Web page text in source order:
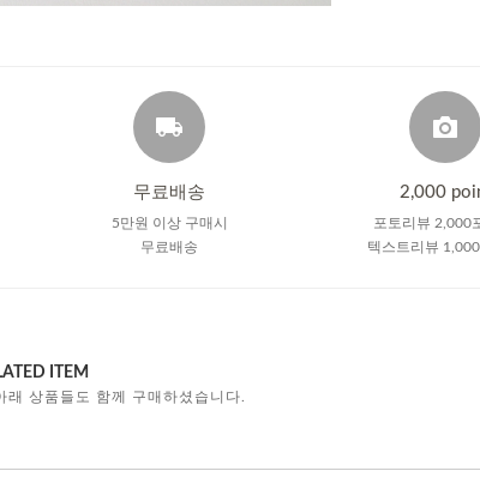
무료배송
5만원 이상 구매시
무료배송
2,000
포토리뷰 2,000
텍스트리뷰
ITEM
상품들도 함께 구매하셨습니다.